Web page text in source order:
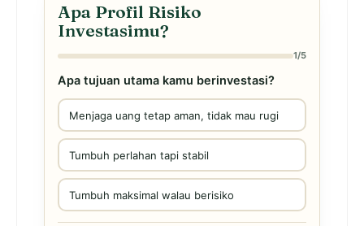
Apa Profil Risiko
Investasimu?
1/5
Apa tujuan utama kamu berinvestasi?
Menjaga uang tetap aman, tidak mau rugi
Tumbuh perlahan tapi stabil
Tumbuh maksimal walau berisiko